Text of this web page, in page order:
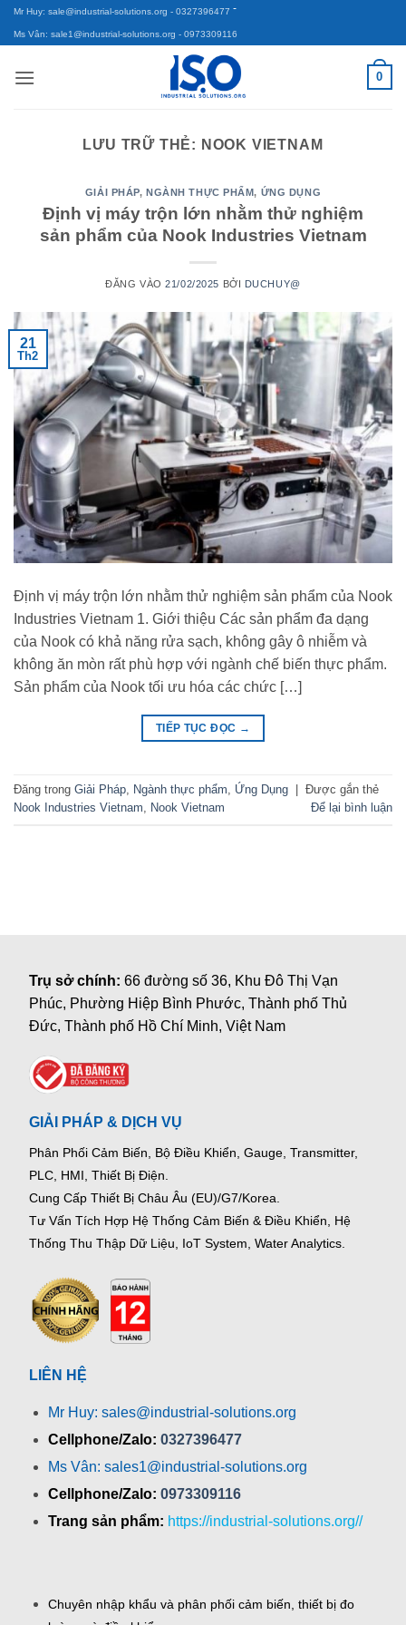
Bỏ
qua
dung
Mr Huy: sale@industrial-solutions.org - 0327396477 -
Ms Vân: sale1@industrial-solutions.org - 0973309116
0
LƯU TRỮ THẺ: NOOK VIETNAM
GIẢI PHÁP,NGÀNH THỰC PHẨM, ỨNG DỤNG
Định vị máy trộn lớn nhằm thử nghiệm
sản phẩm của Nook Industries Vietnam
ĐĂNG VÀO21/02/2025 BỞI DUCHUY@
21
Th2
Định vị máy trộn lớn nhằm thử nghiệm sản phẩm của Nook
Industries Vietnam 1. Giới thiệu Các sản phẩm đa dạng
của Nook có khả năng rửa sạch, không gây ô nhiễm và
không ăn mòn rất phù hợp với ngành chế biến thực phẩm.
Sản phẩm của Nook tối ưu hóa các chức […]
TIẾP TỤC ĐỌC →
Đăng trong Giải Pháp, Ngành thực phẩm, Ứng Dụng
Được gắn thẻ
Nook Industries Vietnam, Nook Vietnam Để lại bình luận
Trụ sở chính:66 đường số 36, Khu Đô Thị Vạn
Phúc, Phường Hiệp Bình Phước, Thành phố Thủ
Đức, Thành phố Hồ Chí Minh, Việt Nam
GIẢI PHÁP & DỊCH VỤ
Phân Phối Cảm Biến, Bộ Điều Khiển, Gauge, Transmitter,
PLC, HMI, Thiết Bị Điện.
Cung Cấp Thiết Bị Châu Âu (EU)/G7/Korea.
Tư Vấn Tích Hợp Hệ Thống Cảm Biến & Điều Khiển, Hệ
Thống Thu Thập Dữ Liệu, IoT System, Water Analytics.
LIÊN HỆ
Mr Huy: sales@industrial-solutions.org
Cellphone/Zalo: 0327396477
Ms Vân: sales1@industrial-solutions.org
Cellphone/Zalo: 0973309116
Trang sản phẩm: https://industrial-solutions.org//
Chuyên nhập khẩu và phân phối cảm biến, thiết bị đo